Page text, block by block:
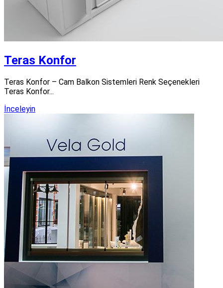
Teras Konfor
Teras Konfor – Cam Balkon Sistemleri Renk Seçenekleri
Teras Konfor...
İnceleyin